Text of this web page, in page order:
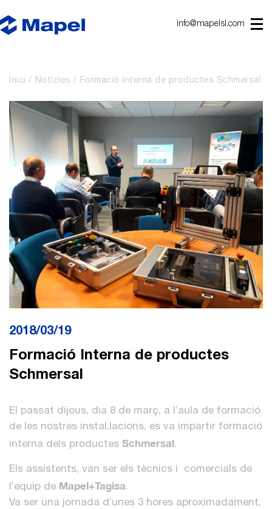
info@mapelsl.com
Inici Notícies Formació Interna de productes Schmersal
2018/03/19
Formació Interna de productes
Schmersal
El passat dijous, dia 8 de març, a l’aula de formació
de les nostres instal.lacions, es va impartir formació
interna dels productes Schmersal.
Els assistents, van ser els tècnics i comercials de
l’equip de Mapel+Tagisa.
Va ser una jornada d’unes 3 hores aproximadament,